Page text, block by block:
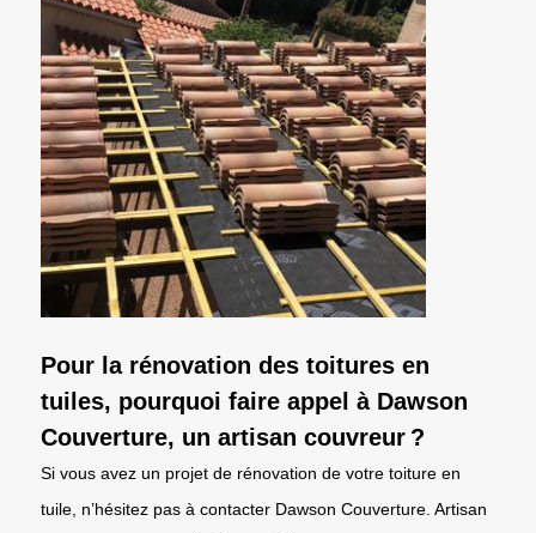
Pour la rénovation des toitures en
tuiles, pourquoi faire appel à Dawson
Couverture, un artisan couvreur ?
Si vous avez un projet de rénovation de votre toiture en
tuile, n’hésitez pas à contacter Dawson Couverture. Artisan